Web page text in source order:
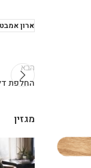
ארון
הבא
החלפת
מגזין